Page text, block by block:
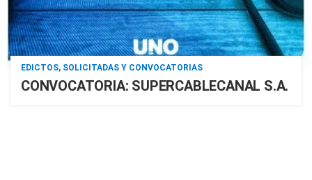
EDICTOS, SOLICITADAS Y CONVOCATORIAS
CONVOCATORIA: SUPERCABLECANAL S.A.